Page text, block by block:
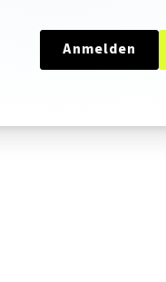
Anmelden